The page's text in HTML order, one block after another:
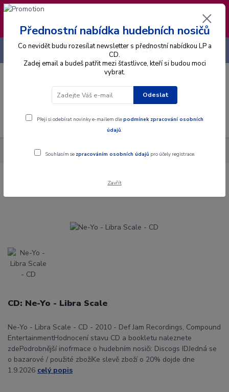
❣️ Od 4.8. do 13.8. čerpám dovolenou. Datum
expedice objednávek se posouvá na pátek
14.8.2026 🐋
Menu
CZK
+420 725 736 293
Alba CD Ne-Yo - Libra Scale - CD
Ne-Yo - Libra Scale - CD
CD: Ne-Yo - Libra Scale
Ne-Yo - Libra Scale - CD - 2010 - Def Jam Recordings, Compound
EntertainmentHodnocení stavu CD a bookletu naleznete
zdePodrobnější inofrmace o hudebním nosiči: Discogs IDJedná se
o bazarové / použité zbožíKe slevě zboží o 20% dojde dne
1.9.2026 celý popis
Přednostní nabídka hudebních nosičů
Co nevidět budu rozesílat newsletter s přednostní nabídkou LP a
CD.
Zadej email a budeš patřit mezi šťastlivce, kteří si budou moci
vybrat.
Odeslat
Přeji si odebírat novinky e-mailem dlepodmínek zpracování osobních
údajů.
Souhlasím se zpracováním osobních údajů pro účely registrace.
Zavřít